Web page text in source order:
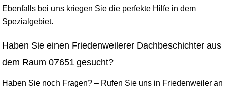
Ebenfalls bei uns kriegen Sie die perfekte Hilfe in dem
Spezialgebiet.
Haben Sie einen Friedenweilerer Dachbeschichter aus
dem Raum 07651 gesucht?
Haben Sie noch Fragen? – Rufen Sie uns in Friedenweiler an